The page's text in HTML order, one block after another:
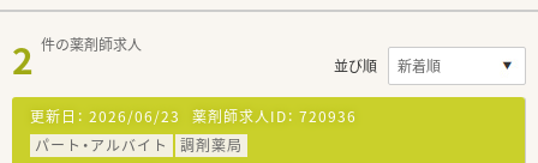
2 件の薬剤師求人
並び順
更新日： 2026/06/23 薬剤師求人ID： 720936
パート・アルバイト
調剤薬局